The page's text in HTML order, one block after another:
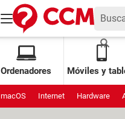
Ordenadores Móviles y
macOS Internet Hardware